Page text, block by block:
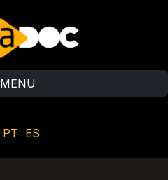
MENU
PT ES